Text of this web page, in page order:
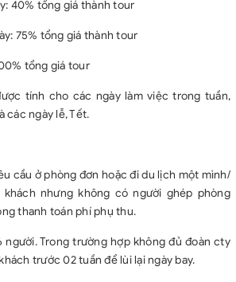
40% tổng giá thành tour
75% tổng giá thành tour
tổng giá tour
tính cho các ngày làm việc trong tuần,
các ngày lễ, Tết.
cầu ở phòng đơn hoặc đi du lịch một mình/
nhưng không có người ghép phòng
thanh toán phí phụ thu.
người. Trong trường hợp không đủ đoàn cty
trước 02 tuần để lùi lại ngày bay.